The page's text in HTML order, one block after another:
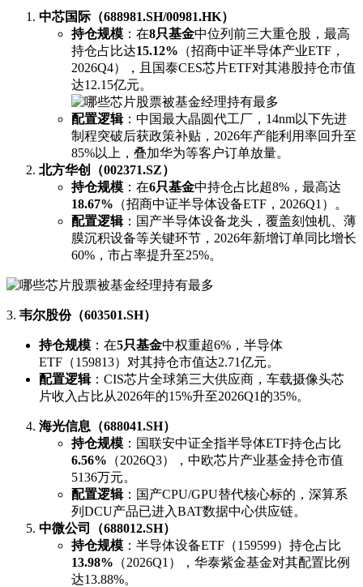
中芯国际（688981.SH/00981.HK）
持仓规模 ：在8只基金中位列前三大重仓股，最高
持仓占比达15.12% （招商中证半导体产业ETF，
2026Q4），且国泰CES芯片ETF对其港股持仓市值
达12.15亿元。
配置逻辑：中国最大晶圆代工厂，14nm以下先进
制程突破后获政策补贴，2026年产能利用率回升至
85%以上，叠加华为等客户订单放量。
北方华创（002371.SZ）
持仓规模 ：在6只基金中持仓占比超8%，最高达
18.67% （招商中证半导体设备ETF，2026Q1）。
配置逻辑：国产半导体设备龙头，覆盖刻蚀机、薄
膜沉积设备等关键环节，2026年新增订单同比增长
60%，市占率提升至25%。
3. 韦尔股份（603501.SH）
持仓规模 ：在5只基金中权重超6%，半导体
ETF（159813）对其持仓市值达2.71亿元。
配置逻辑：CIS芯片全球第三大供应商，车载摄像头芯
片收入占比从2026年的15%升至2026Q1的35%。
海光信息（688041.SH）
持仓规模 ：国联安中证全指半导体ETF持仓占比
6.56% （2026Q3），中欧芯片产业基金持仓市值
5136万元。
配置逻辑：国产CPU/GPU替代核心标的，深算系
列DCU产品已进入BAT数据中心供应链。
中微公司（688012.SH）
持仓规模 ：半导体设备ETF（159599）持仓占比
13.98% （2026Q1），华泰紫金基金对其配置比例
达13.88%。